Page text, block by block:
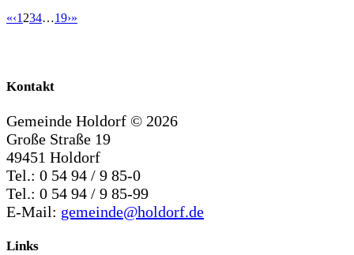
«‹1 234…19›»
Kontakt
Gemeinde Holdorf © 2026
Große Straße 19
49451 Holdorf
Tel.: 0 54 94 / 9 85-0
Tel.: 0 54 94 / 9 85-99
E-Mail: gemeinde@holdorf.de
Links